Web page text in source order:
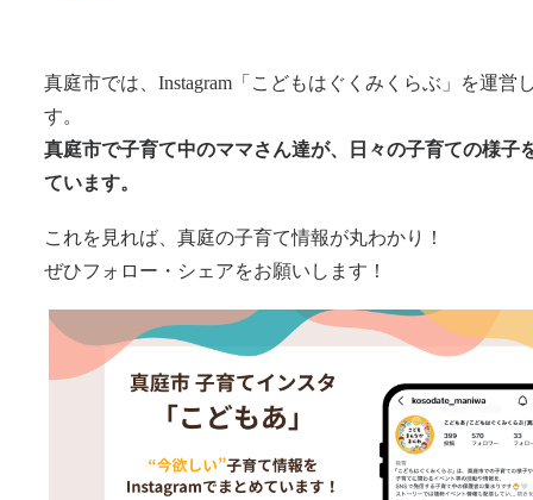
真庭市では、Instagram「こどもはぐくみくらぶ」を運営
す。
真庭市で子育て中のママさん達が、日々の子育ての様子
ています。
これを見れば、真庭の子育て情報が丸わかり！
ぜひフォロー・シェアをお願いします！